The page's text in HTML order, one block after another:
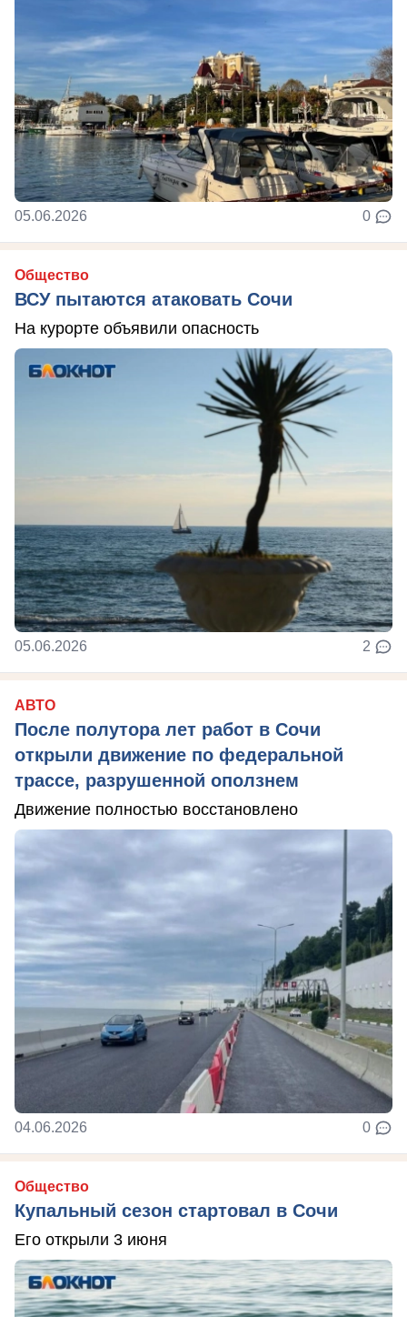
05.06.2026 0
Общество
ВСУ пытаются атаковать Сочи
На курорте объявили опасность
05.06.2026 2
АВТО
После полутора лет работ в Сочи
открыли движение по федеральной
трассе, разрушенной оползнем
Движение полностью восстановлено
04.06.2026 0
Общество
Купальный сезон стартовал в Сочи
Его открыли 3 июня